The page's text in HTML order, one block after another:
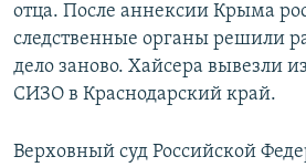
отца. После аннексии Крыма
следственные органы решили
дело заново. Хайсера вывезли
СИЗО в Краснодарский край.
Верховный суд Российской